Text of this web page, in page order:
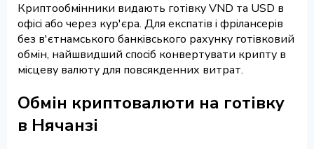
Криптообмінники видають готівку VND та USD в
офісі або через кур'єра. Для експатів і фрілансерів
без в'єтнамського банківського рахунку готівковий
обмін, найшвидший спосіб конвертувати крипту в
місцеву валюту для повсякденних витрат.
Обмін криптовалюти на готівку
в Нячанзі